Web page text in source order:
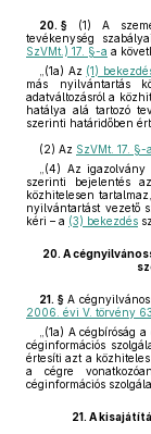
20. § (1) A
tevékenység
SzVMt.) 17. §-a a
„(1a) Az (1)
más nyilvántartás
adatváltozásról a
hatálya alá tartozó
szerinti határidőben
(2) Az SzVMt. 17. §-a
„(4) Az
szerinti bejelentés
közhitelesen
nyilvántartást vezető
kéri – a (3) bekezdés
20. A
21. § A
2006. évi V. törvény
„(1a) A cégbíróság
céginformációs
értesíti azt a
a cégre
céginformációs
21. A